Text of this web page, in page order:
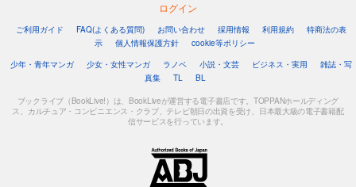
ログイン
ご利用ガイド FAQ(よくある質問) お問い合わせ 採用情報 利用規約
特商法の表
示
個人情報保護方針
cookie等ポリシー
少年・青年マンガ
少女・女性マンガ ラノベ 小説・文芸 ビジネス・実用
雑誌・写
真集
TL BL
ブックライブ（BookLive!）は、BookLiveが運営する電子書店です。TOPPANホールディング
ス、カルチュア・コンビニエンス・クラブ、テレビ朝日の出資を受け、日本最大級の電子書籍配
信サービスを行っています。